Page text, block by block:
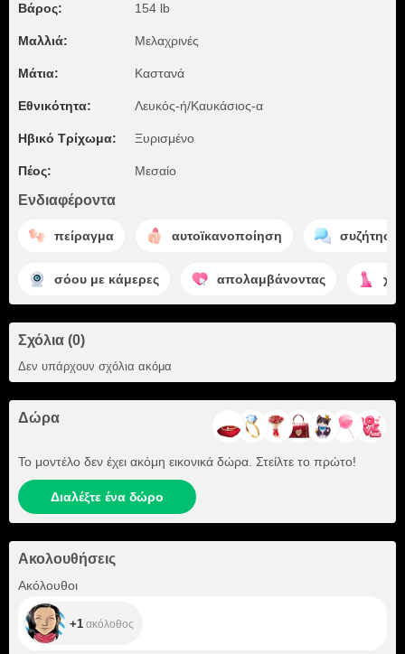
Βάρος: 154 lb
Μαλλιά: Μελαχρινές
Μάτια: Καστανά
Εθνικότητα: Λευκός-ή/Καυκάσιος-α
Ηβικό Τρίχωμα: Ξυρισμένο
Πέος: Μεσαίο
Ενδιαφέροντα
πείραγμα αυτοϊκανοποίηση συζήτηση
σόου με κάμερες απολαμβάνοντας
Σχόλια (0)
Δεν υπάρχουν σχόλια ακόμα
Δώρα
Το μοντέλο δεν έχει ακόμη εικονικά δώρα. Στείλτε το πρώτο!
Διαλέξτε ένα δώρο
Ακολουθήσεις
Ακόλουθοι
+1 ακόλοθος